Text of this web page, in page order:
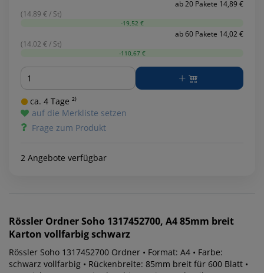
ab 20 Pakete 14,89 €
(14.89 € / St)
-19,52 €
ab 60 Pakete 14,02 €
(14.02 € / St)
-110,67 €
Menge
ca. 4 Tage ²⁾
auf die Merkliste setzen
Frage zum Produkt
2 Angebote verfügbar
Rössler Ordner Soho 1317452700, A4 85mm breit
Karton vollfarbig schwarz
Rössler Soho 1317452700 Ordner • Format: A4 • Farbe:
schwarz vollfarbig • Rückenbreite: 85mm breit für 600 Blatt •